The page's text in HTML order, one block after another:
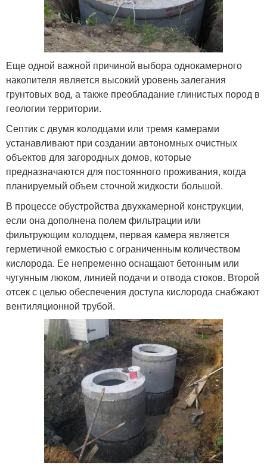
Еще одной важной причиной выбора однокамерного
накопителя является высокий уровень залегания
грунтовых вод, а также преобладание глинистых пород в
геологии территории.
Септик с двумя колодцами или тремя камерами
устанавливают при создании автономных очистных
объектов для загородных домов, которые
предназначаются для постоянного проживания, когда
планируемый объем сточной жидкости большой.
В процессе обустройства двухкамерной конструкции,
если она дополнена полем фильтрации или
фильтрующим колодцем, первая камера является
герметичной емкостью с ограниченным количеством
кислорода. Ее непременно оснащают бетонным или
чугунным люком, линией подачи и отвода стоков. Второй
отсек с целью обеспечения доступа кислорода снабжают
вентиляционной трубой.